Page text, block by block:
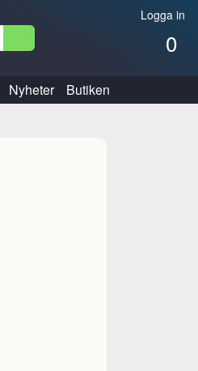
Logga in
0
Nyheter Butiken